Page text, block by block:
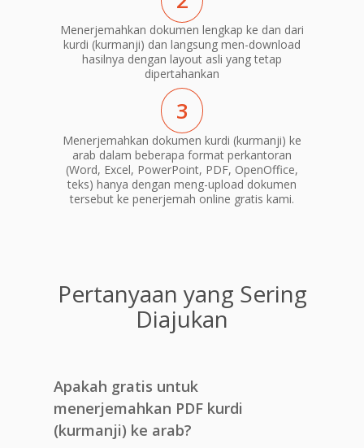
Menerjemahkan dokumen lengkap ke dan dari
kurdi (kurmanji) dan langsung men-download
hasilnya dengan layout asli yang tetap
dipertahankan
3
Menerjemahkan dokumen kurdi (kurmanji) ke
arab dalam beberapa format perkantoran
(Word, Excel, PowerPoint, PDF, OpenOffice,
teks) hanya dengan meng-upload dokumen
tersebut ke penerjemah online gratis kami.
Pertanyaan yang Sering
Diajukan
Apakah gratis untuk
menerjemahkan PDF kurdi
(kurmanji) ke arab?